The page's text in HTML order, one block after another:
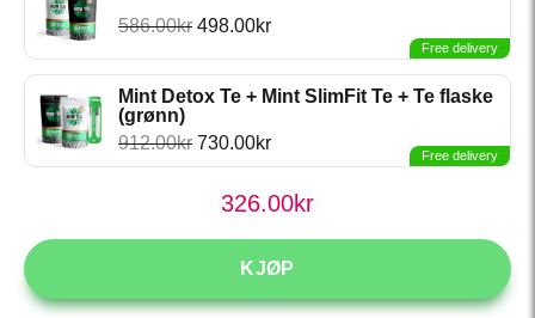
586.00kr 498.00kr
Free delivery
Mint Detox Te + Mint SlimFit Te + Te flaske
(grønn)
912.00kr 730.00kr
Free delivery
326.00kr
KJØP